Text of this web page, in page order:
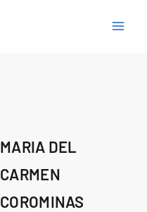
MARIA DEL
CARMEN
COROMINAS